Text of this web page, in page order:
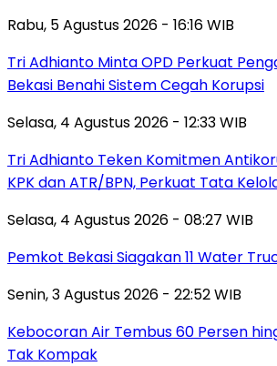
Rabu, 5 Agustus 2026 - 16:16 WIB
Tri Adhianto Minta OPD Perkuat
Bekasi Benahi Sistem Cegah Korupsi
Selasa, 4 Agustus 2026 - 12:33 WIB
Tri Adhianto Teken Komitmen
KPK dan ATR/BPN, Perkuat Tata
Selasa, 4 Agustus 2026 - 08:27 WIB
Pemkot Bekasi Siagakan 11 Water
Senin, 3 Agustus 2026 - 22:52 WIB
Kebocoran Air Tembus 60 Persen
Tak Kompak